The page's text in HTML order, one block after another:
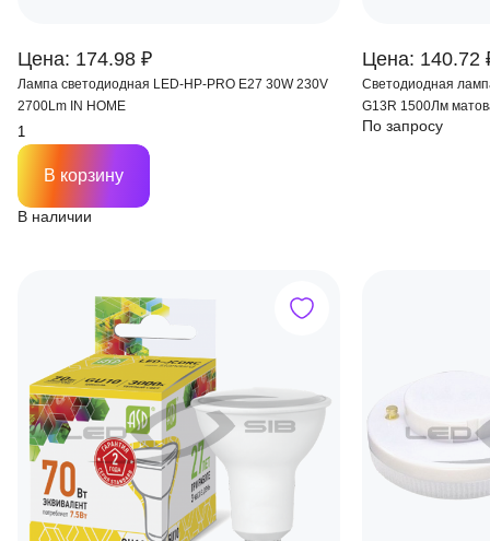
Цена: 174.98 ₽
Лампа светодиодная LED-HP-PRO E27 30W 230V
2700Lm IN HOME
В наличии
В корзину
Цена: 140.72
Светодиодная
G13R 1500Лм
По запросу